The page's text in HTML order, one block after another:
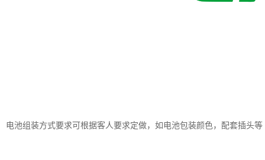
电池组装方式要求可根据客人要求定做，如电池包装颜色，配套插头等